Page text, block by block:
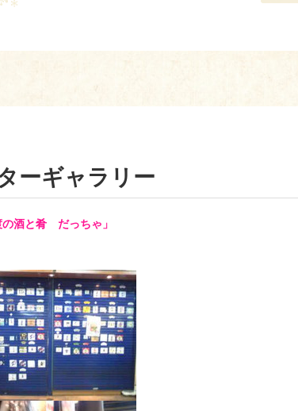
ーギャラリー
の酒と肴 だっちゃ」